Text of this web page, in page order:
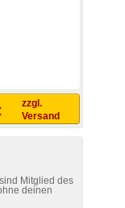
zzgl.
Versand
Mitglied des
deinen